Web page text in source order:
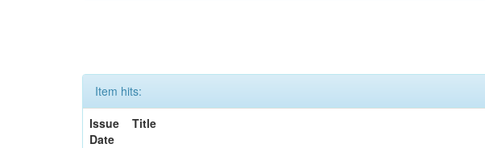
Item hits:
Issue
Date
Title